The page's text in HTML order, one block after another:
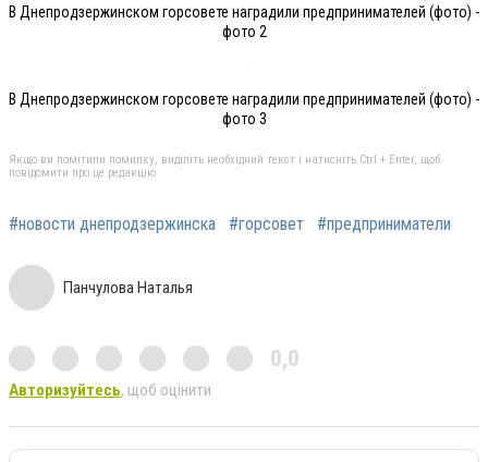
В Днепродзержинском горсовете наградили предпринимателей (фото) -
фото 2
В Днепродзержинском горсовете наградили предпринимателей (фото) -
фото 3
Якщо ви помітили помилку, виділіть необхідний текст і натисніть Ctrl + Enter, щоб
повідомити про це редакцію
#новости днепродзержинска #горсовет #предприниматели
Панчулова Наталья
0,0
Авторизуйтесь, щоб оцінити